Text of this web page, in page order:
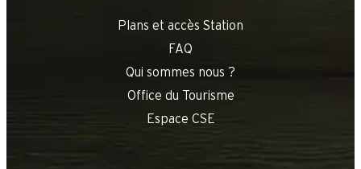
Plans et accès Station
FAQ
Qui sommes nous ?
Office du Tourisme
Espace CSE